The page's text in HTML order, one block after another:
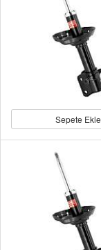
Sepete Ekle